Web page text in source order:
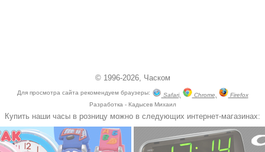
© 1996-2026, Часком
Для просмотра сайта рекомендуем браузеры: Safari, Chrome,
Firefox
Разработка - Кадысев Михаил
Купить наши часы в розницу можно в следующих интернет-магазинах: